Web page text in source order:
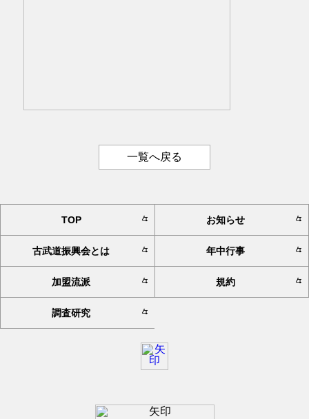
一覧へ戻る
TOP お知らせ
古武道振興会とは 年中行事
加盟流派 規約
調査研究